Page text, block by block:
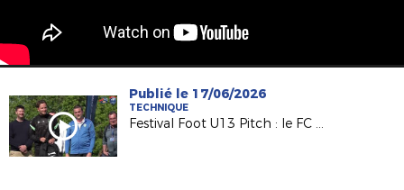
Publié le 17/06/2026
TECHNIQUE
Festival Foot U13 Pitch : le FC Chalonnes Chaudefonds club support à l'organisation